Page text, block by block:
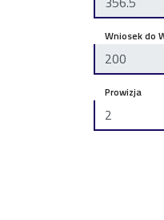
Wniosek do
Prowizja